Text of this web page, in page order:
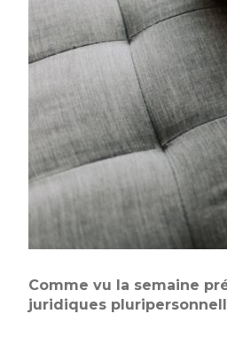
Comme vu la semaine
juridiques